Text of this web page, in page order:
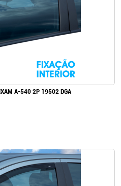
A-540 2P 19502 DGA
a comprar